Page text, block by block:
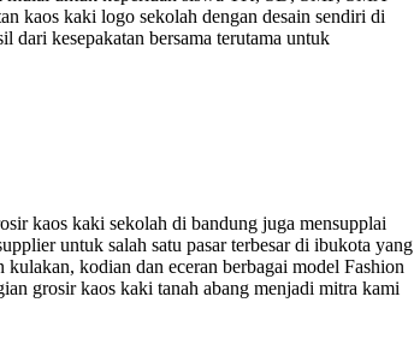
kaos kaki logo sekolah dengan desain sendiri di
dari kesepakatan bersama terutama untuk
kaos kaki sekolah di bandung juga mensupplai
untuk salah satu pasar terbesar di ibukota yang
kodian dan eceran berbagai model Fashion
grosir kaos kaki tanah abang menjadi mitra kami